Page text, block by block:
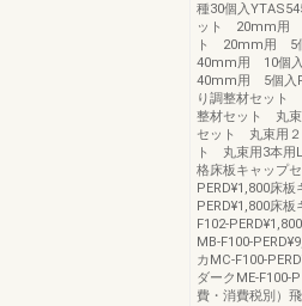
種30個入
ット 20mm用
ト 20mm用 5
40mm用 10個入
40mm用 5個入
り調整材セット
整材セット 丸束
セット 丸束用２
ト 丸束用3本用
格床板キャップ
PERD¥1,800床
PERD¥1,800床
F102-
MB-F100-
カMC-F100-
ダークME-F100-
費・消費税別）